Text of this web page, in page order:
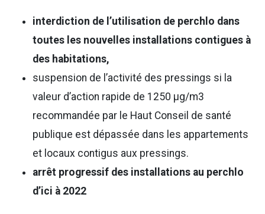
interdiction de l’utilisation de perchlo dans
toutes les nouvelles installations contigues à
des habitations,
suspension de l’activité des pressings si la
valeur d’action rapide de 1250 µg/m3
recommandée par le Haut Conseil de santé
publique est dépassée dans les appartements
et locaux contigus aux pressings.
arrêt progressif des installations au perchlo
d’ici à 2022